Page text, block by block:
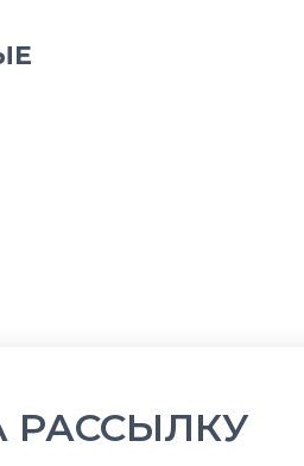
РАССЫЛКУ